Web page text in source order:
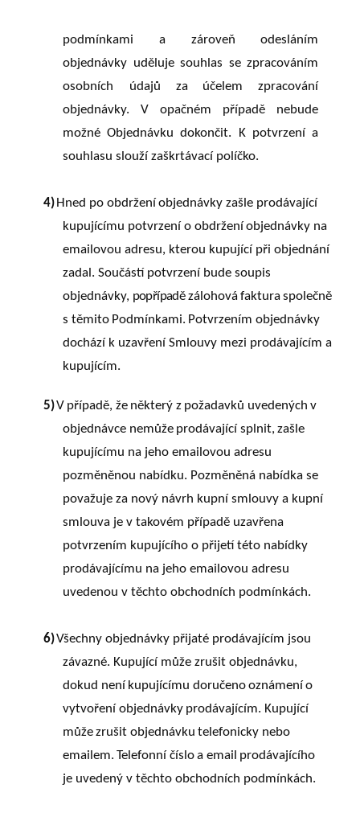
podmínkami a zároveň
odesláním
objednávky uděluje souhlas se zpracováním
osobních údajů
za účelem
zpracování
objednávky.
V opačném případě
nebude
možné Objednávku dokončit. K potvrzení a
souhlasu slouží zaškrtávací políčko.
4) Hned po obdržení objednávky zašle prodávající
kupujícímu potvrzení o obdržení objednávky na
emailovou adresu, kterou kupující při objednání
zadal. Součástí potvrzení bude soupis
objednávky, popřípadězálohová faktura společně
s těmito Podmínkami. Potvrzením objednávky
dochází k uzavření Smlouvy mezi prodávajícím a
kupujícím.
5)V případě, že některý z požadavků uvedených v
objednávce nemůže prodávající splnit, zašle
kupujícímu na jeho emailovou adresu
pozměněnou nabídku. Pozměněná nabídka se
považuje za nový návrh kupní smlouvy a kupní
smlouva je v takovém případě uzavřena
potvrzením kupujícího o přijetí této nabídky
prodávajícímu na jeho emailovou adresu
uvedenou v těchto obchodních podmínkách.
6)Všechny objednávky přijaté prodávajícím jsou
závazné. Kupující může zrušit objednávku,
dokud není kupujícímu doručeno oznámení o
vytvoření objednávky prodávajícím. Kupující
může zrušit objednávku telefonicky nebo
emailem. Telefonní čísloa email prodávajícího
je uvedený v těchto obchodních podmínkách.